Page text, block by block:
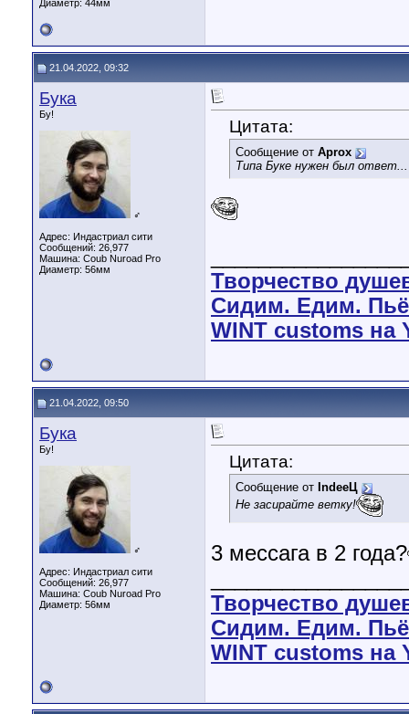
Диаметр: 44мм
21.04.2022, 09:32
Бука
Бу!
♂
Адрес: Индастриал сити
Сообщений: 26,977
Машина: Coub Nuroad Pro
Диаметр: 56мм
Цитата:
Сообщение от Aprox
Типа Буке нужен был ответ...
Творчество
Сидим. Едим.
WINT customs на
21.04.2022, 09:50
Бука
Бу!
♂
Адрес: Индастриал сити
Сообщений: 26,977
Машина: Coub Nuroad Pro
Диаметр: 56мм
Цитата:
Сообщение от IndeeЦ
Не засирайте ветку!
3 мессага в 2 года?
Творчество
Сидим. Едим.
WINT customs на